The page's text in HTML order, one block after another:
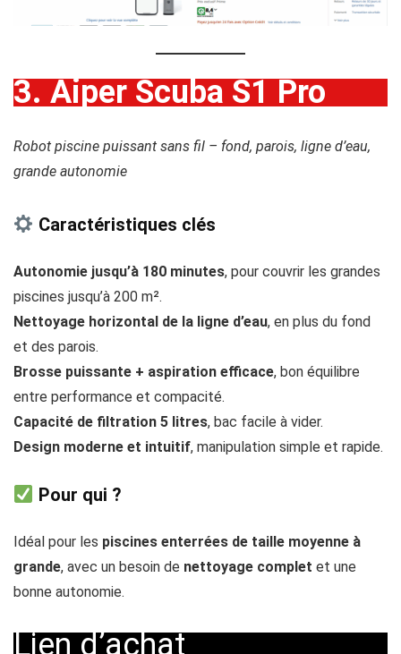
3. Aiper Scuba S1 Pro
Robot piscine puissant sans fil – fond, parois, ligne d’eau,
grande autonomie
Caractéristiques clés
Autonomie jusqu’à 180 minutes, pour couvrir les grandes
piscines jusqu’à 200 m².
Nettoyage horizontal de la ligne d’eau, en plus du fond
et des parois.
Brosse puissante + aspiration efficace, bon équilibre
entre performance et compacité.
Capacité de filtration 5 litres, bac facile à vider.
Design moderne et intuitif, manipulation simple et rapide.
Pour qui ?
Idéal pour les piscines enterrées de taille moyenne à
grande, avec un besoin de nettoyage complet et une
bonne autonomie.
Lien d’achat